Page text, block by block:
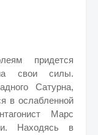
придется
на свои силы.
Сатурна,
в ослабленной
Марс
Находясь в